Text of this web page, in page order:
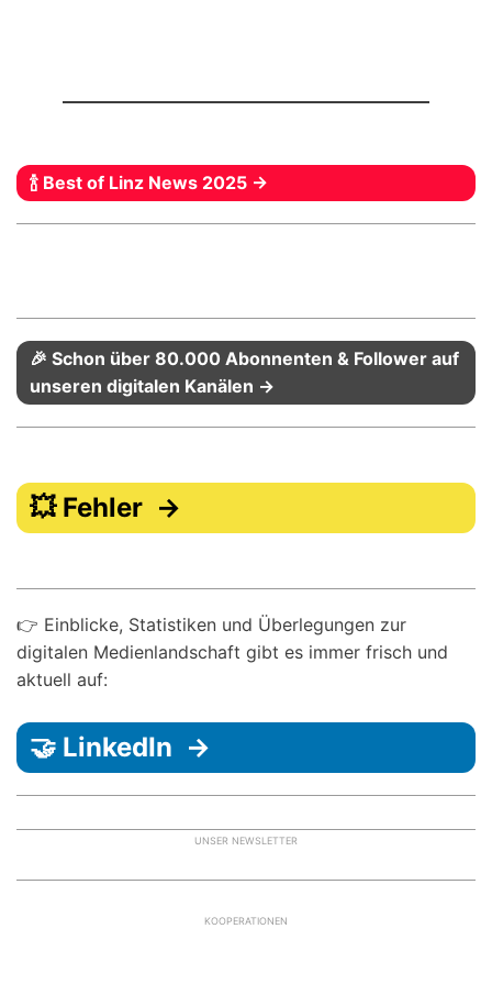
🍾 Best of Linz News 2025 →
🎉 Schon über 80.000 Abonnenten & Follower auf
unseren digitalen Kanälen →
💥 Fehler →
👉 Einblicke, Statistiken und Überlegungen zur
digitalen Medienlandschaft gibt es immer frisch und
aktuell auf:
🤝 LinkedIn →
UNSER NEWSLETTER
KOOPERATIONEN